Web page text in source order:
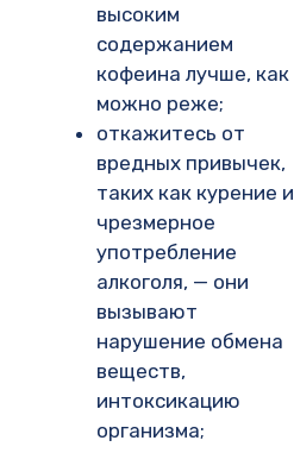
высоким
содержанием
кофеина лучше, как
можно реже;
откажитесь от
вредных привычек,
таких как курение и
чрезмерное
употребление
алкоголя, — они
вызывают
нарушение обмена
веществ,
интоксикацию
организма;